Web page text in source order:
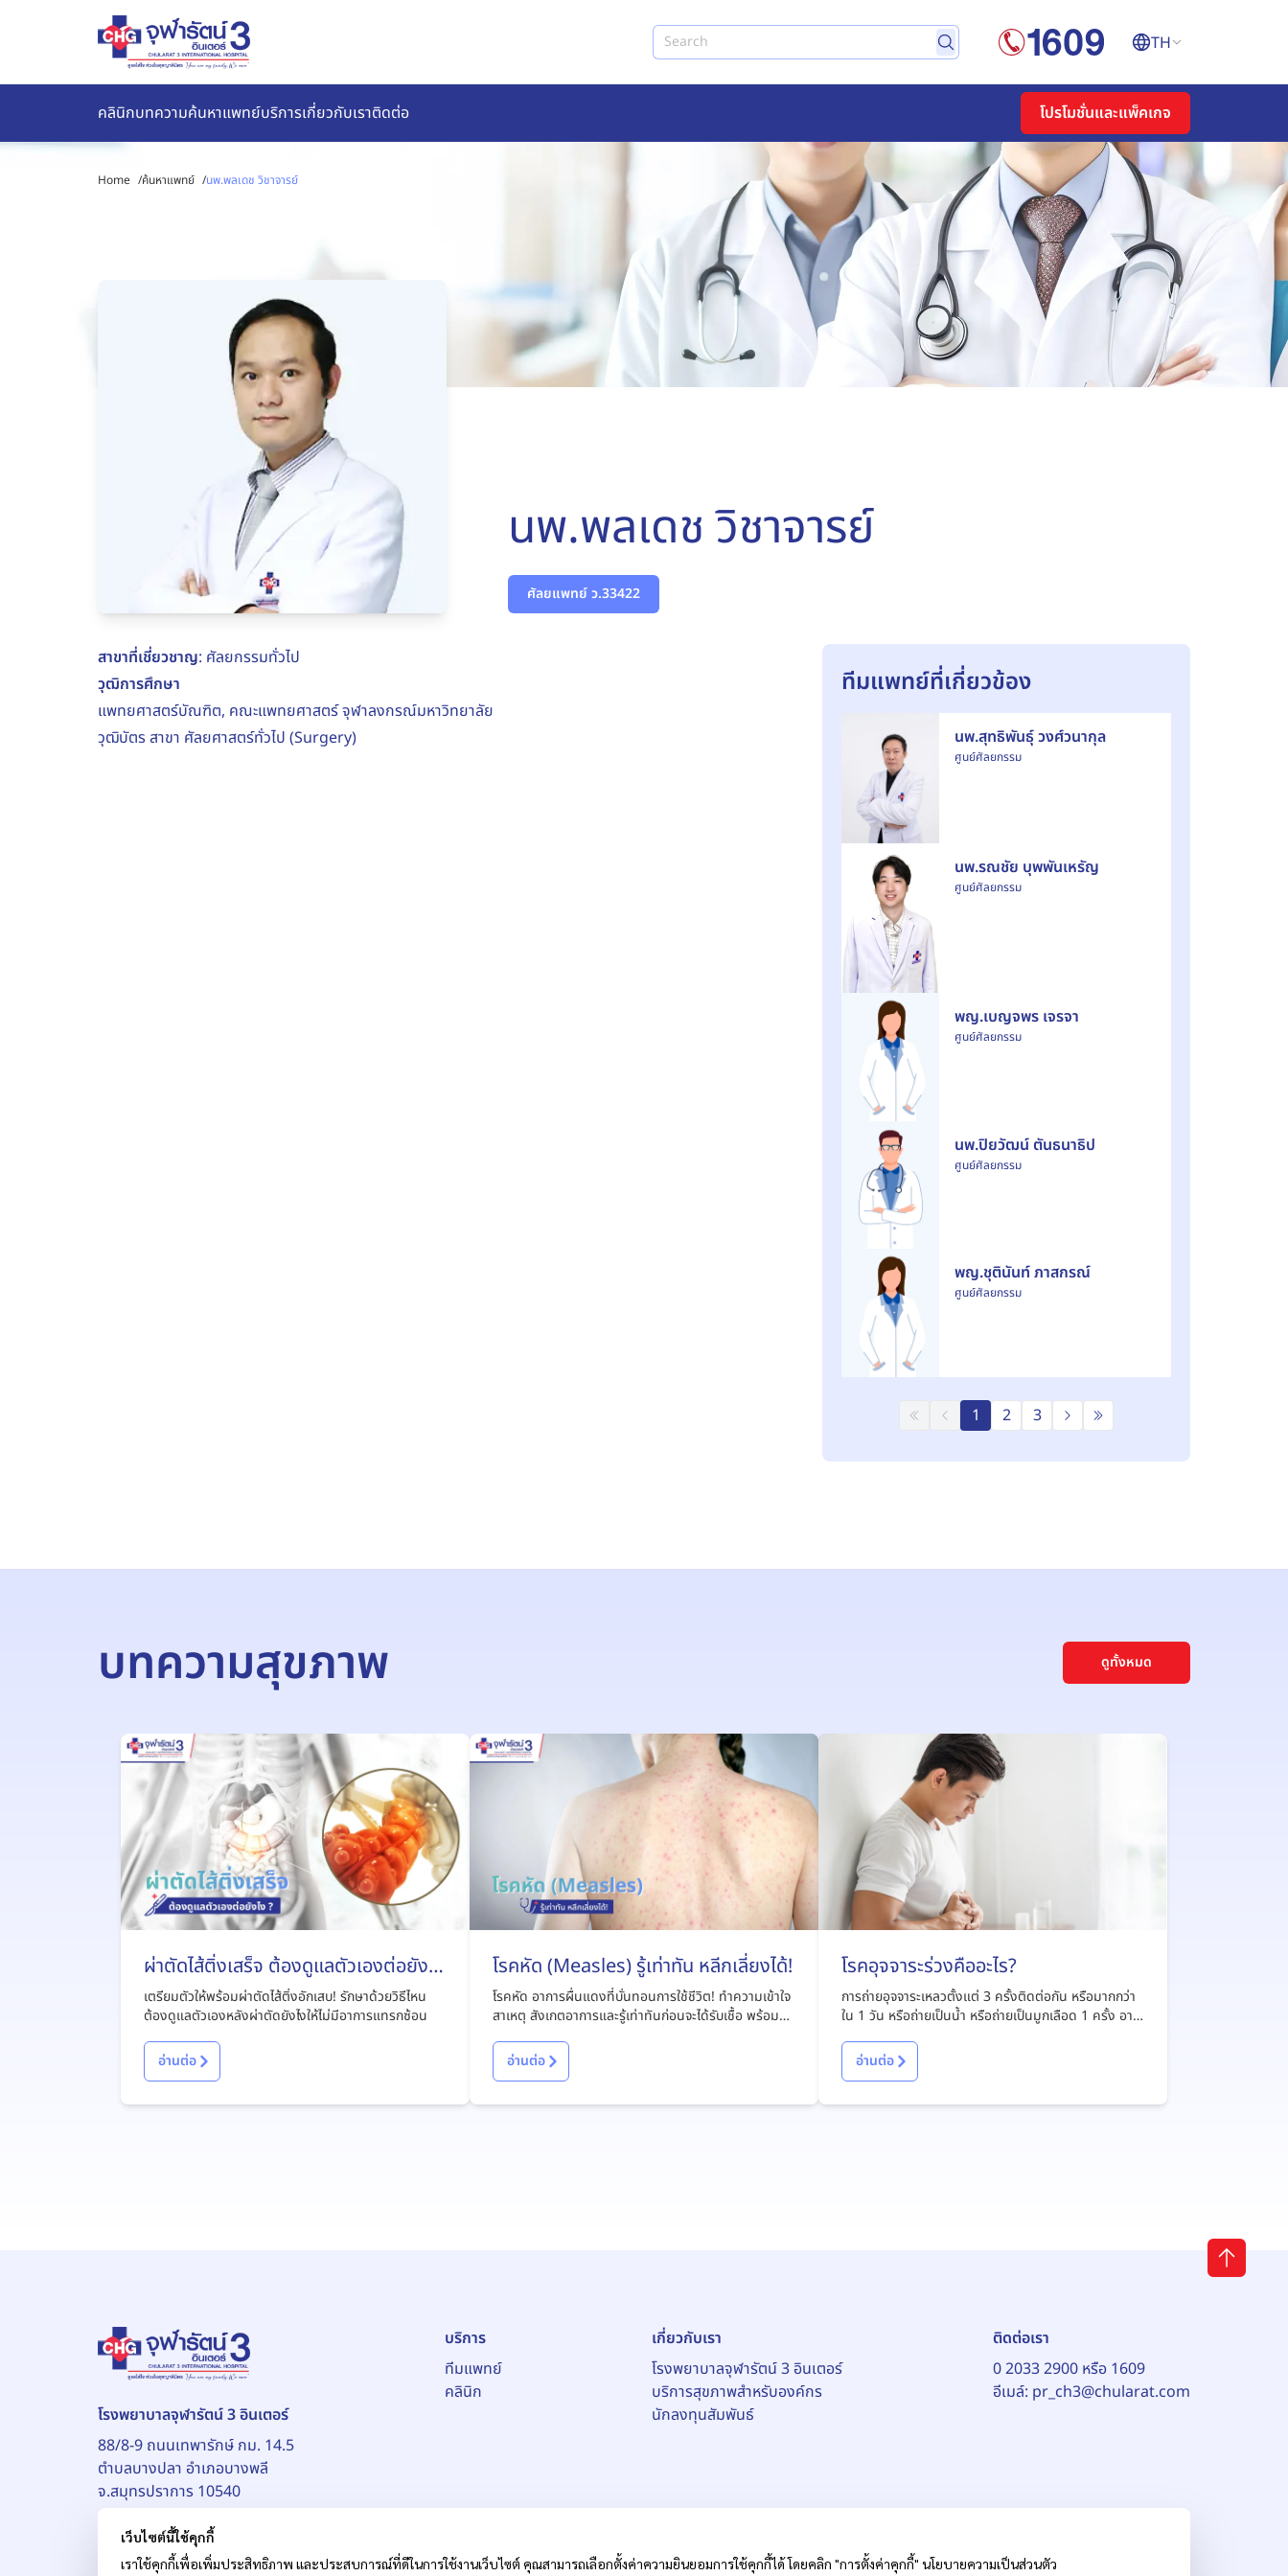
Search TH
คลินิกบทความค้นหาแพทย์บริการเกี่ยวกับเราติดต่อ โปรโมชั่นและแพ็คเกจ
Home /ค้นหาแพทย์ /นพ.พลเดช วิชาจารย์
นพ.พลเดช วิชาจารย์
ศัลยแพทย์ ว.33422
สาขาที่เชี่ยวชาญ: ศัลยกรรมทั่วไป
วุฒิการศึกษา
แพทยศาสตร์บัณฑิต, คณะแพทยศาสตร์ จุฬาลงกรณ์มหาวิทยาลัย
วุฒิบัตร สาขา ศัลยศาสตร์ทั่วไป (Surgery)
ทีมแพทย์ที่เกี่ยวข้อง
นพ.สุทธิพันธุ์ วงศ์วนากุล
ศูนย์ศัลยกรรม
นพ.รณชัย บุพพันเหรัญ
ศูนย์ศัลยกรรม
พญ.เบญจพร เจรจา
ศูนย์ศัลยกรรม
นพ.ปิยวัฒน์ ตันธนาธิป
ศูนย์ศัลยกรรม
พญ.ชุตินันท์ ภาสกรณ์
ศูนย์ศัลยกรรม
1 2 3
บทความสุขภาพ ดูทั้งหมด
ผ่าตัดไส้ติ่งเสร็จ ต้องดูแลตัวเองต่อยังไง
?
เตรียมตัวให้พร้อมผ่าตัดไส้ติ่งอักเสบ! รักษาด้วยวิธีไหน
ต้องดูแลตัวเองหลังผ่าตัดยังไงให้ไม่มีอาการแทรกซ้อน
อ่านต่อ
โรคหัด (Measles) รู้เท่าทัน หลีกเลี่ยงได้!
โรคหัด อาการผื่นแดงที่บั่นทอนการใช้ชีวิต! ทำความเข้าใจ
สาเหตุ สังเกตอาการและรู้เท่าทันก่อนจะได้รับเชื้อ พร้อมหา
อ่านต่อ
โรคอุจจาระร่วงคืออะไร?
การถ่ายอุจจาระเหลวตั้งแต่ 3 ครั้งติดต่อกัน หรือมากกว่า
ใน 1 วัน หรือถ่ายเป็นน้ำ หรือถ่ายเป็นมูกเลือด 1 ครั้ง อาจ
อ่านต่อ
โรงพยาบาลจุฬารัตน์ 3 อินเตอร์
88/8-9 ถนนเทพารักษ์ กม. 14.5
ตำบลบางปลา อำเภอบางพลี
จ.สมุทรปราการ 10540
บริการ
ทีมแพทย์
คลินิก
เกี่ยวกับเรา
โรงพยาบาลจุฬารัตน์ 3 อินเตอร์
บริการสุขภาพสำหรับองค์กร
นักลงทุนสัมพันธ์
ติดต่อเรา
0 2033 2900 หรือ 1609
อีเมล์: pr_ch3@chularat.com
เว็บไซต์นี้ใช้คุกกี้
เราใช้คุกกี้เพื่อเพิ่มประสิทธิภาพ และประสบการณ์ที่ดีในการใช้งานเว็บไซต์ คุณสามารถเลือกตั้งค่าความยินยอมการใช้คุกกี้ได้ โดยคลิก "การตั้งค่าคุกกี้" นโยบายความเป็นส่วนตัว